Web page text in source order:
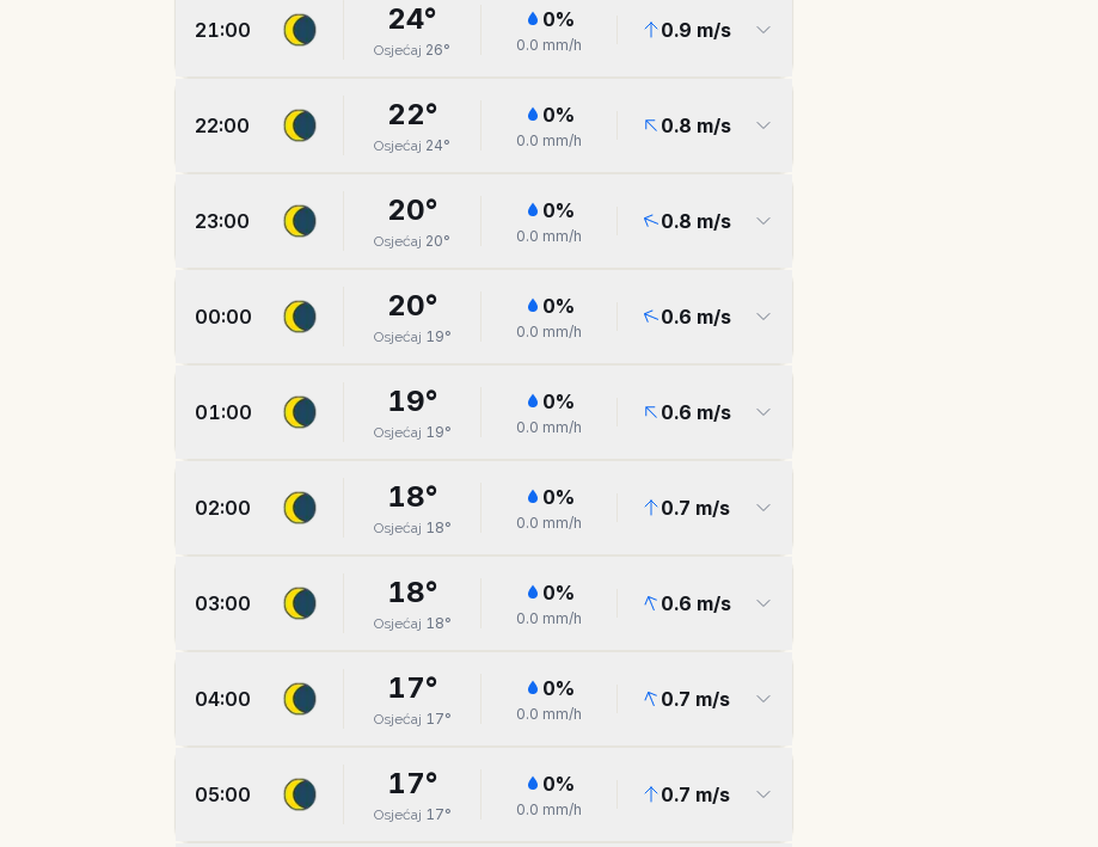
21:00 24°
Osjećaj 26°
0%
0.0 mm/h
0.9 m/s
22:00 22°
Osjećaj 24°
0%
0.0 mm/h
0.8 m/s
23:00 20°
Osjećaj 20°
0%
0.0 mm/h
0.8 m/s
00:00 20°
Osjećaj 19°
0%
0.0 mm/h
0.6 m/s
01:00 19°
Osjećaj 19°
0%
0.0 mm/h
0.6 m/s
02:00 18°
Osjećaj 18°
0%
0.0 mm/h
0.7 m/s
03:00 18°
Osjećaj 18°
0%
0.0 mm/h
0.6 m/s
04:00 17°
Osjećaj 17°
0%
0.0 mm/h
0.7 m/s
05:00 17°
Osjećaj 17°
0%
0.0 mm/h
0.7 m/s